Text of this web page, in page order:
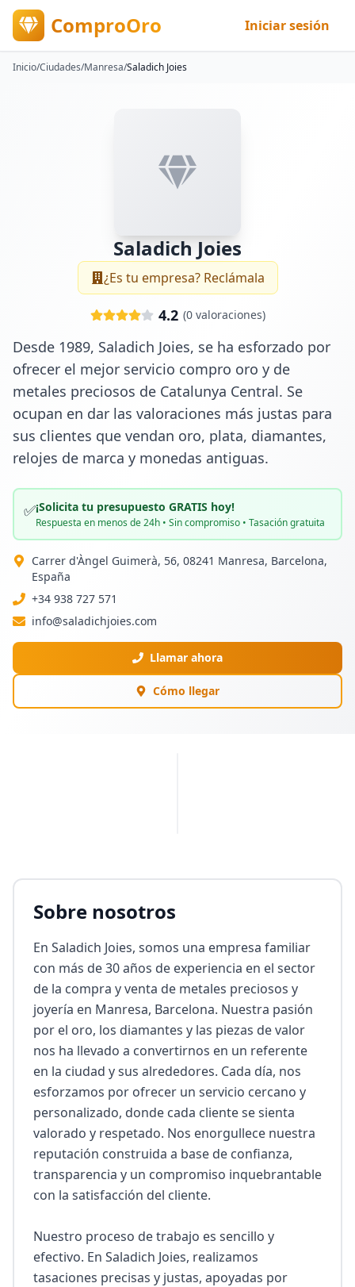
ComproOro Iniciar sesión
Inicio/Ciudades/Manresa/Saladich Joies
Saladich Joies
¿Es tu empresa? Reclámala
4.2 (0valoraciones)
Desde 1989, Saladich Joies, se ha esforzado por
ofrecer el mejor servicio compro oro y de
metales preciosos de Catalunya Central. Se
ocupan en dar las valoraciones más justas para
sus clientes que vendan oro, plata, diamantes,
relojes de marca y monedas antiguas.
✅¡Solicita tu presupuesto GRATIS hoy!
Respuesta en menos de 24h • Sin compromiso • Tasación gratuita
Carrer d'Àngel Guimerà, 56, 08241 Manresa, Barcelona,
España
+34 938 727 571
info@saladichjoies.com
Llamar ahora
Cómo llegar
Sobre nosotros
En Saladich Joies, somos una empresa familiar
con más de 30 años de experiencia en el sector
de la compra y venta de metales preciosos y
joyería en Manresa, Barcelona. Nuestra pasión
por el oro, los diamantes y las piezas de valor
nos ha llevado a convertirnos en un referente
en la ciudad y sus alrededores. Cada día, nos
esforzamos por ofrecer un servicio cercano y
personalizado, donde cada cliente se sienta
valorado y respetado. Nos enorgullece nuestra
reputación construida a base de confianza,
transparencia y un compromiso inquebrantable
con la satisfacción del cliente.
Nuestro proceso de trabajo es sencillo y
efectivo. En Saladich Joies, realizamos
tasaciones precisas y justas, apoyadas por